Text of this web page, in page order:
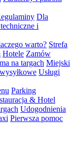
Dla
i
warto? Strefa
Hotele Zamów
na targach Miejski
Usługi
Parking
& Hotel
Udogodnienia
Pierwsza pomoc